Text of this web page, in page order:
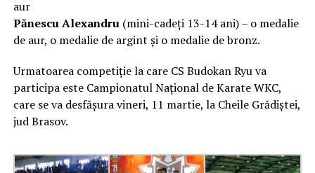
aur
Pănescu Alexandru(mini-cadeți 13-14 ani) – o medalie
de aur, o medalie de argint și o medalie de bronz.
Urmatoarea competiție la care CS Budokan Ryu va
participa este Campionatul Național de Karate WKC,
care se va desfășura vineri, 11 martie, la Cheile Grădiștei,
jud Brasov.